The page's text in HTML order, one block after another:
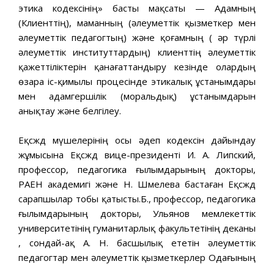
этика кодексінің» басты мақсаты — Адамның
(Клиенттің), маманның (әлеуметтік қызметкер мен
әлеуметтік педагогтың) және қоғамның ( әр түрлі
әлеуметтік институттардың) клиенттің әлеуметтік
қажеттіліктерін қанағаттандыру кезінде олардың
өзара іс-қимылы процесінде этикалық ұстанымдары
мен адамгершілік (моральдық) ұстанымдарын
анықтау және белгілеу.
Еқсжд мүшелерінің осы әдеп кодексін дайындау
жұмысына Еқсжд вице-президенті И. А. Липский,
профессор, педагогика ғылымдарының докторы,
РАЕН академигі және Н. Шмелева бастаған Еқсжд
сарапшылар тобы қатысты.Б., профессор, педагогика
ғылымдарының докторы, Ульянов мемлекеттік
университетінің гуманитарлық факультетінің деканы
, сондай-ақ А. Н. басшылық ететін әлеуметтік
педагогтар мен әлеуметтік қызметкерлер Одағының